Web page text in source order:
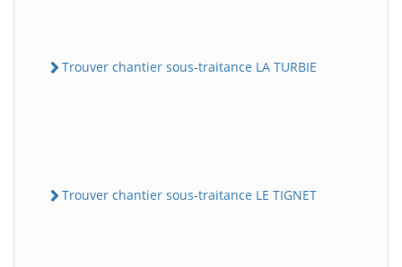
Trouver chantier sous-traitance LA TURBIE
Trouver chantier sous-traitance LE TIGNET